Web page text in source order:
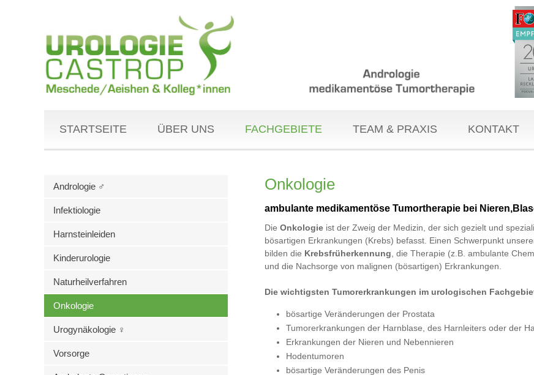
STARTSEITE ÜBER UNS FACHGEBIETE TEAM & PRAXIS KONTAKT
Andrologie ♂
Infektiologie
Harnsteinleiden
Kinderurologie
Naturheilverfahren
Onkologie
Urogynäkologie ♀
Vorsorge
Onkologie
ambulante medikamentöse Tumortherapie bei
Die Onkologie ist der Zweig der Medizin, der sich gezielt und
bösartigen Erkrankungen (Krebs) befasst. Einen Schwerpunkt
bilden die Krebsfrüherkennung , die Therapie (z.B. ambulante
und die Nachsorge von malignen (bösartigen) Erkrankungen.
Die wichtigsten Tumorerkrankungen im urologischen
bösartige Veränderungen der Prostata
Tumorerkrankungen der Harnblase, des Harnleiters oder der
Erkrankungen der Nieren und Nebennieren
Hodentumoren
bösartige Veränderungen des Penis